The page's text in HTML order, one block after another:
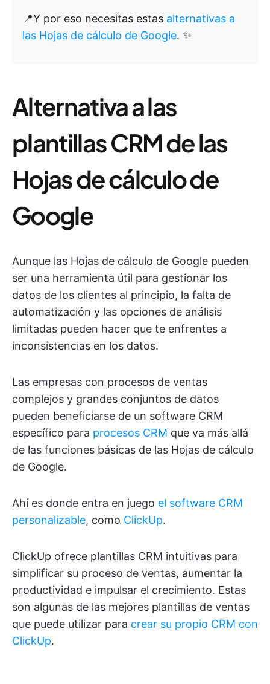
📍Y por eso necesitas estas alternativas a
las Hojas de cálculo de Google. ✨
Alternativa a las
plantillas CRM de las
Hojas de cálculo de
Google
Aunque las Hojas de cálculo de Google pueden
ser una herramienta útil para gestionar los
datos de los clientes al principio, la falta de
automatización y las opciones de análisis
limitadas pueden hacer que te enfrentes a
inconsistencias en los datos.
Las empresas con procesos de ventas
complejos y grandes conjuntos de datos
pueden beneficiarse de un software CRM
específico para procesos CRM que va más allá
de las funciones básicas de las Hojas de cálculo
de Google.
Ahí es donde entra en juego el software CRM
personalizable, como ClickUp.
ClickUp ofrece plantillas CRM intuitivas para
simplificar su proceso de ventas, aumentar la
productividad e impulsar el crecimiento. Estas
son algunas de las mejores plantillas de ventas
que puede utilizar para crear su propio CRM con
ClickUp.